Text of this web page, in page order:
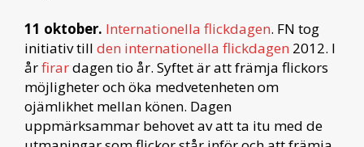
11 oktober. Internationella flickdagen. FN tog
initiativ till den internationella flickdagen 2012. I
årfirardagen tio år. Syftet är att främja flickors
möjligheter och öka medvetenheten om
ojämlikhet mellan könen. Dagen
uppmärksammar behovet av att ta itu med de